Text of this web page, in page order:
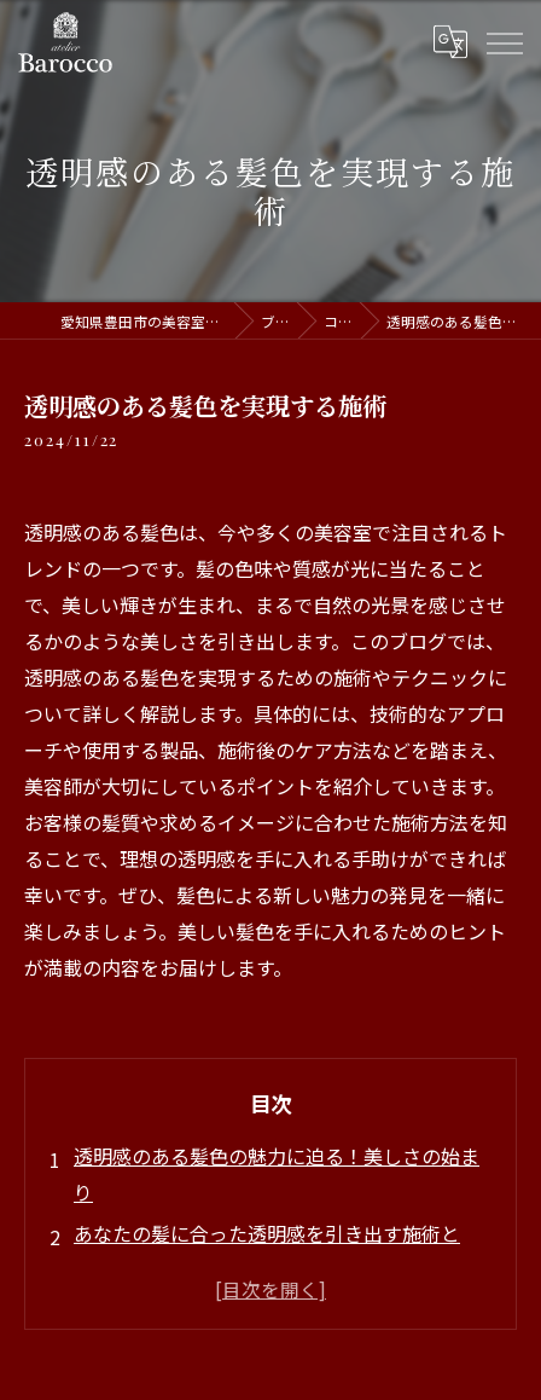
透明感のある髪色を実現する施
術
愛知県豊田市の美容室ならatelier Barocco ブログ コラム 透明感のある髪色を実現する施術
透明感のある髪色を実現する施術
2024/11/22
透明感のある髪色は、今や多くの美容室で注目されるト
レンドの一つです。髪の色味や質感が光に当たること
で、美しい輝きが生まれ、まるで自然の光景を感じさせ
るかのような美しさを引き出します。このブログでは、
透明感のある髪色を実現するための施術やテクニックに
ついて詳しく解説します。具体的には、技術的なアプロ
ーチや使用する製品、施術後のケア方法などを踏まえ、
美容師が大切にしているポイントを紹介していきます。
お客様の髪質や求めるイメージに合わせた施術方法を知
ることで、理想の透明感を手に入れる手助けができれば
幸いです。ぜひ、髪色による新しい魅力の発見を一緒に
楽しみましょう。美しい髪色を手に入れるためのヒント
が満載の内容をお届けします。
目次
透明感のある髪色の魅力に迫る！美しさの始ま
り
あなたの髪に合った透明感を引き出す施術と
プロが教える！透明感を実現するための技術と